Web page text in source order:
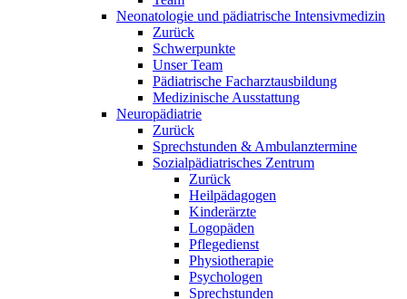
Neonatologie und pädiatrische Intensivmedizin
Zurück
Schwerpunkte
Unser Team
Pädiatrische Facharztausbildung
Medizinische Ausstattung
Neuropädiatrie
Zurück
Sprechstunden & Ambulanztermine
Sozialpädiatrisches Zentrum
Zurück
Heilpädagogen
Kinderärzte
Logopäden
Pflegedienst
Physiotherapie
Psychologen
Sprechstunden